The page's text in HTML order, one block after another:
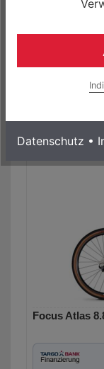
Marin
Focus Atlas
Datenschutz •